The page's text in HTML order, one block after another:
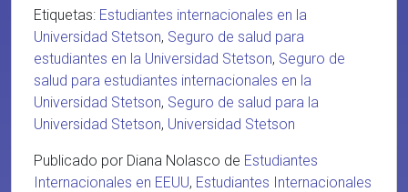
Etiquetas: Estudiantes internacionales en la
Universidad Stetson, Seguro de salud para
estudiantes en la Universidad Stetson, Seguro de
salud para estudiantes internacionales en la
Universidad Stetson, Seguro de salud para la
Universidad Stetson, Universidad Stetson
Publicado por Diana Nolasco de Estudiantes
Internacionales en EEUU, Estudiantes Internacionales